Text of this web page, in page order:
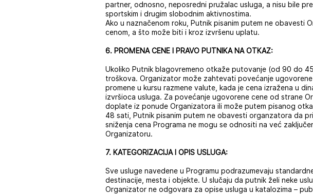
partner, odnosno, neposredni pružalac usluga, a nisu bile
sportskim i drugim slobodnim aktivnostima.
Ako u naznačenom roku, Putnik pisanim putem ne obavesti
cenom, a što može biti i kroz izvršenu uplatu.
6. PROMENA CENE I PRAVO PUTNIKA NA OTKAZ:
Ukoliko Putnik blagovremeno otkaže putovanje (od 90 do
troškova. Organizator može zahtevati povećanje
promene u kursu razmene valute, kada je cena izražena u
izvršioca usluga. Za povećanje ugovorene cene od strane
doplate iz ponude Organizatora ili može putem pisanog
48 sati, Putnik pisanim putem ne obavesti organzatora da
sniženja cena Programa ne mogu se odnositi na već
Organizatoru.
7. KATEGORIZACIJA I OPIS USLUGA:
Sve usluge navedene u Programu podrazumevaju
destinacije, mesta i objekte. U slučaju da putnik želi neke
Organizator ne odgovara za opise usluga u katalozima –